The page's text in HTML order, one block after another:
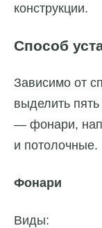
конструкции.
Способ
Зависимо от
выделить
— фонари,
и потолочные.
Фонари
Виды: